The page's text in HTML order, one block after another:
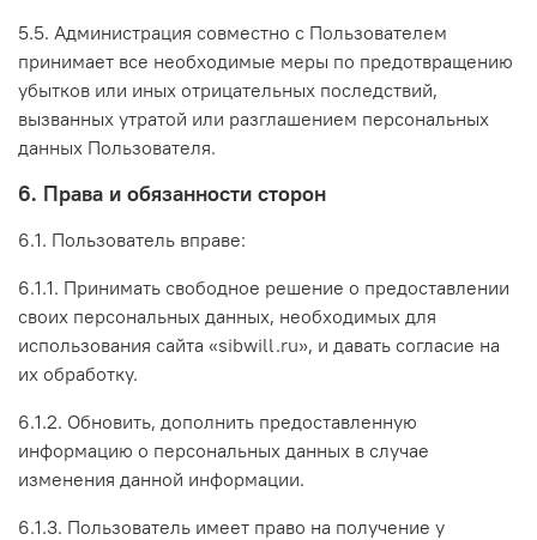
5.5. Администрация совместно с Пользователем
принимает все необходимые меры по предотвращению
убытков или иных отрицательных последствий,
вызванных утратой или разглашением персональных
данных Пользователя.
6. Права и обязанности сторон
6.1. Пользователь вправе:
6.1.1. Принимать свободное решение о предоставлении
своих персональных данных, необходимых для
использования сайта «sibwill.ru», и давать согласие на
их обработку.
6.1.2. Обновить, дополнить предоставленную
информацию о персональных данных в случае
изменения данной информации.
6.1.3. Пользователь имеет право на получение у